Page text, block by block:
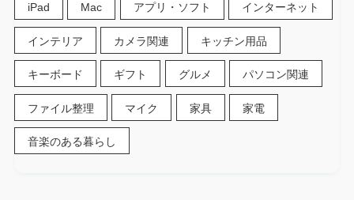
iPad Mac アプリ・ソフト インターネット
インテリア カメラ関連 キッチン用品
キーボード ギフト グルメ パソコン関連
ファイル整理 マイク 家具 家電
音楽のある暮らし